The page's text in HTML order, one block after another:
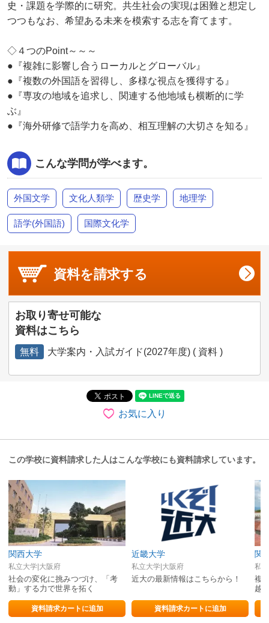
史・課題を学際的に研究。共生社会の実現は困難と想定し
つつもなお、希望ある未来を模索する志を育てます。
◇４つのPoint～～～
●『複雑に影響し合うローカルとグローバル』
●『複数の外国語を習得し、多様な視点を獲得する』
●『専攻の地域を追求し、関連する他地域も横断的に学
ぶ』
●『海外研修で語学力を高め、相互理解の大切さを知る』
こんな学問が学べます。
外国文学 文化人類学 歴史学 地理学
語学(外国語) 国際文化学
資料を請求する
お取り寄せ可能な
資料はこちら
無料 大学案内・入試ガイド(2027年度) ( 資料 )
お気に入り
この学校に資料請求した人はこんな学校にも資料請求しています。
関西大学
私立大学|大阪府
社会の変化に挑みつづけ、「考
動」する力で世界を拓く
資料請求カートに追加
近畿大学
私立大学|大阪府
近大の最新情報はこちらから！
資料請求カートに追加
関
私
複
越